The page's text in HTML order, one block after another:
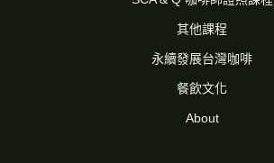
其他課程
永續發展台灣咖啡
餐飲文化
About